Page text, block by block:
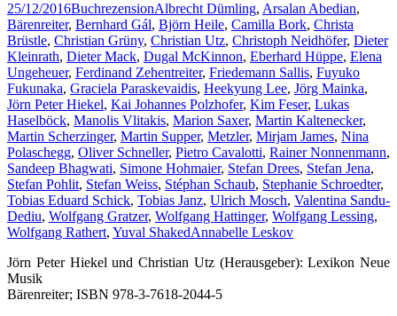
25/12/2016BuchrezensionAlbrecht Dümling, Arsalan Abedian,
Bärenreiter, Bernhard Gál, Björn Heile, Camilla Bork, Christa
Brüstle, Christian Grüny, Christian Utz, Christoph Neidhöfer, Dieter
Kleinrath, Dieter Mack, Dugal McKinnon, Eberhard Hüppe, Elena
Ungeheuer, Ferdinand Zehentreiter, Friedemann Sallis, Fuyuko
Fukunaka, Graciela Paraskevaidis, Heekyung Lee, Jörg Mainka,
Jörn Peter Hiekel, Kai Johannes Polzhofer, Kim Feser, Lukas
Haselböck, Manolis Vlitakis, Marion Saxer, Martin Kaltenecker,
Martin Scherzinger, Martin Supper, Metzler, Mirjam James, Nina
Polaschegg, Oliver Schneller, Pietro Cavalotti, Rainer Nonnenmann,
Sandeep Bhagwati, Simone Hohmaier, Stefan Drees, Stefan Jena,
Stefan Pohlit, Stefan Weiss, Stéphan Schaub, Stephanie Schroedter,
Tobias Eduard Schick, Tobias Janz, Ulrich Mosch, Valentina Sandu-
Dediu, Wolfgang Gratzer, Wolfgang Hattinger, Wolfgang Lessing,
Wolfgang Rathert, Yuval ShakedAnnabelle Leskov
Jörn Peter Hiekel und Christian Utz (Herausgeber): Lexikon Neue
Musik
Bärenreiter; ISBN 978-3-7618-2044-5